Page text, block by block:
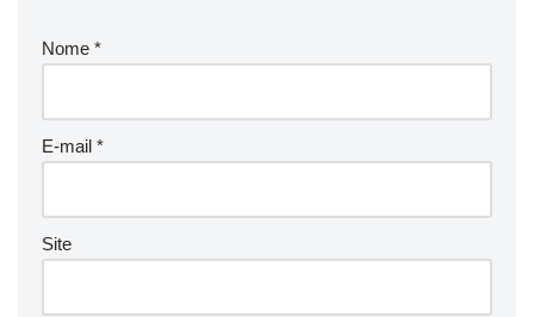
Nome *
E-mail *
Site